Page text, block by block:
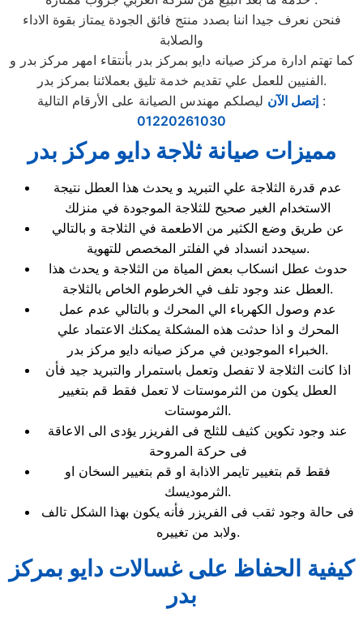
فنحن نعرف جيدا اننا بصدد منتج فائق الجودة يمتاز بقوة الاداء
والصلابة
كما تهتم ادارة مركز صيانه دايو بمركز بدر بأنتقاء امهر مركز بدر و
الفنيين للعمل علي تقديم خدمة تليق بعملائنا بمركز بدر.
إتصل الآن ليصلكم مهندس الصيانة على الأرقام التالية :
01220261030
مميزات صيانة ثلاجة دايو مركز بدر
عدم قدرة الثلاجة علي التبريد و يحدث هذا العطل نتيجة
الاستخدام الغير صحيح للثلاجة الموجودة في منزلك
عن طريق وضع الكثير من الاطعمة في الثلاجة و بالتالي
سيحدد انسداد في الفلتر المخصص للتهوية.
حدوث عطل انسكاب بعض المياة من الثلاجة و يحدث هذا
العطل عند وجود تلف في الخرطوم الخاص بالثلاجة.
عدم وصول الكهرباء الي المحرك و بالتالي عدم عمل
المحرك و اذا حدثت هذه المشكلة يمكنك الاعتماد علي
الخبراء الموجودين في مركز صيانه دايو مركز بدر.
اذا كانت الثلاجة لا تفصل وتعمل باستمرار والتبريد جيد فأن
العطل يكون من الثرموستات لا تعمل فقط قم بتغيير
الثرموستات.
عند وجود تكوين كثيف للثلج فى الفريزر يؤدى الى الاعاقة
فى حركة المروحة
فقط قم بتغيير تايمر الاذابة او قم بتغيير السخان او
الثرموديسك.
فى حالة وجود ثقب فى الفريزر فأنه يكون بهذا الشكل تالف
ولابد من تغييره.
كيفية الحفاظ على غسالات دايو بمركز
بدر